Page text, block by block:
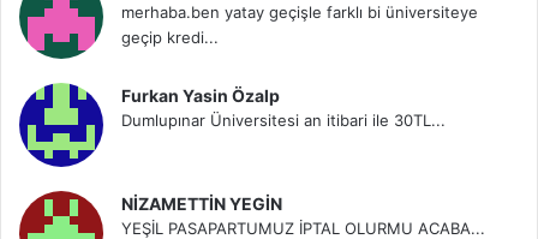
merhaba.ben yatay geçişle farklı bi üniversiteye
geçip kredi...
Furkan Yasin Özalp
Dumlupınar Üniversitesi an itibari ile 30TL...
NİZAMETTİN YEGİN
YEŞİL PASAPARTUMUZ İPTAL OLURMU ACABA...